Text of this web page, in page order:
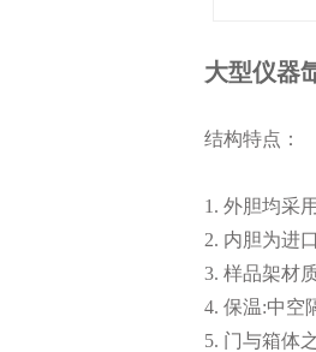
大型仪器
结构特点：
1. 外胆均采
2. 内胆为进
3. 样品架材
4. 保温:中空
5. 门与箱体